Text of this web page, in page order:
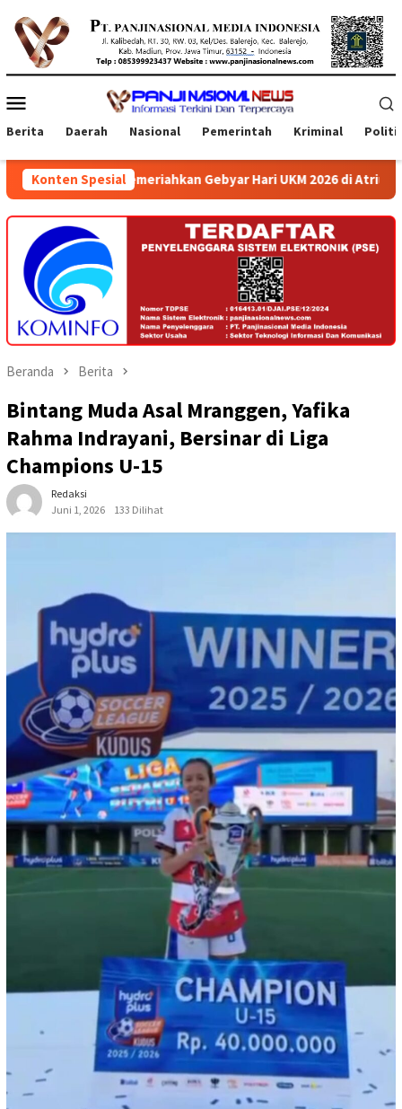
konten
Mobile
Berita Daerah Nasional Pemerintah Kriminal
Konten Spesial
Gebyar Hari UKM 2026 di Atrium Ambarrukmo Plaza
Beranda Berita
Bintang Muda Asal Mranggen, Yafika
Rahma Indrayani, Bersinar di Liga
Champions U-15
Redaksi
Juni 1, 2026
133 Dilihat